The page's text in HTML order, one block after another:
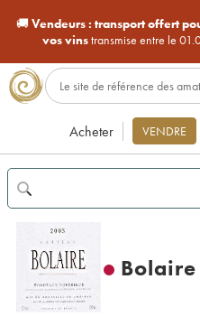
🚚Vendeurs : transport offert
vos vinstransmise entre le
Acheter VENDRE
Bolaire